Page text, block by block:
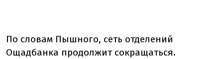
По словам Пышного, сеть отделений
Ощадбанка продолжит сокращаться.